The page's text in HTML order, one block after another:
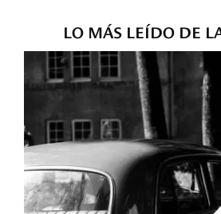
LO MÁS LEÍDO DE